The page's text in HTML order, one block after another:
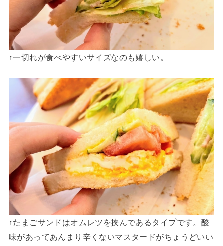
↑一切れが食べやすいサイズなのも嬉しい。
↑たまごサンドはオムレツを挟んであるタイプです。酸
味があってあんまり辛くないマスタードがちょうどいい